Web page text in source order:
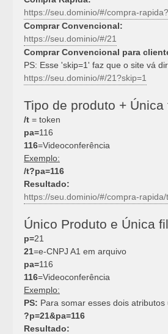
https://seu.dominio/#/compra-
Comprar Convencional:
https://seu.dominio/#/21
Comprar Convencional para
PS: Esse 'skip=1' faz que o site vá
https://seu.dominio/#/21?skip=1
Tipo de produto + Única
/t = token
pa=116
116=Videoconferência
Exemplo:
/t?pa=116
Resultado:
https://seu.dominio/#/compra-rapida/
Único Produto e Única
p=21
21=e-CNPJ A1 em arquivo
pa=116
116=Videoconferência
Exemplo:
PS: Para somar esses dois
?p=21&pa=116
Resultado: